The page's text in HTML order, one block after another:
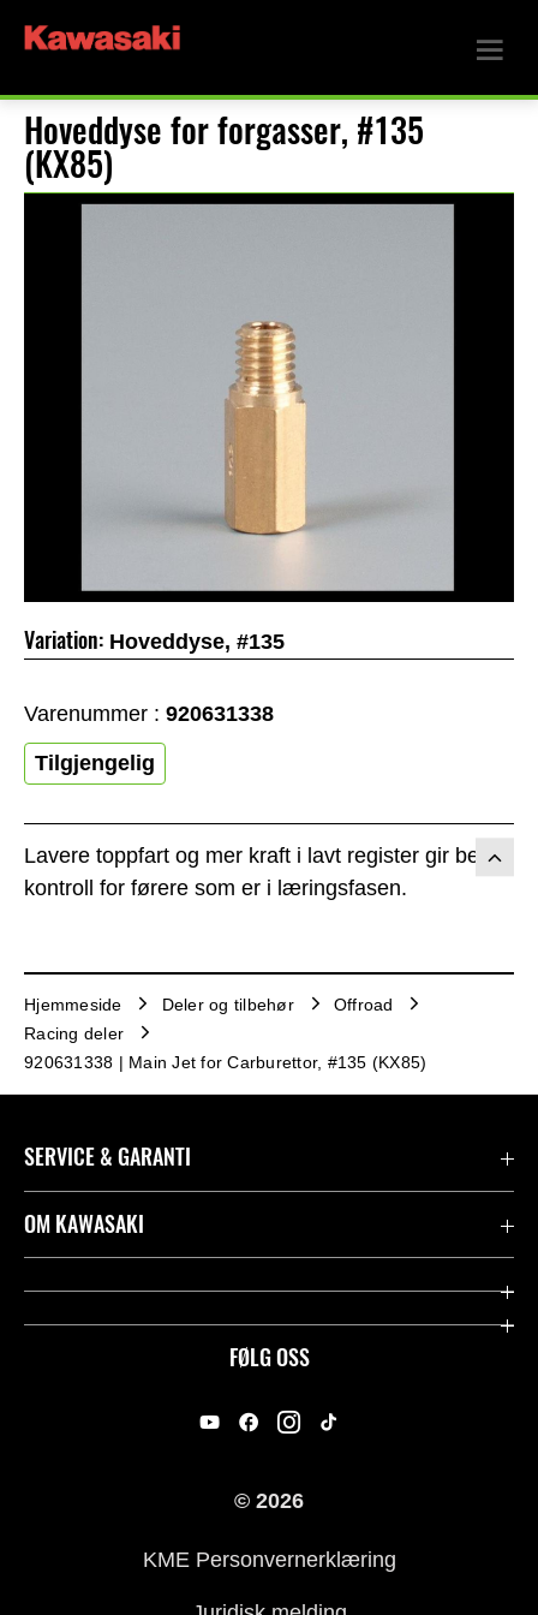
Hoveddyse for forgasser, #135
(KX85)
Lavere toppfart og mer kraft i lavt register gir bedre
kontroll for førere som er i læringsfasen.
Variation: Hoveddyse, #135
Varenummer : 920631338
Tilgjengelig
Hjemmeside Deler og tilbehør
Offroad
Racing deler
920631338 | Main Jet for Carburettor, #135 (KX85)
FØLG OSS
SERVICE & GARANTI
Garanti
Kontakt oss
OM KAWASAKI
Firma
© 2026
KME Personvernerklæring